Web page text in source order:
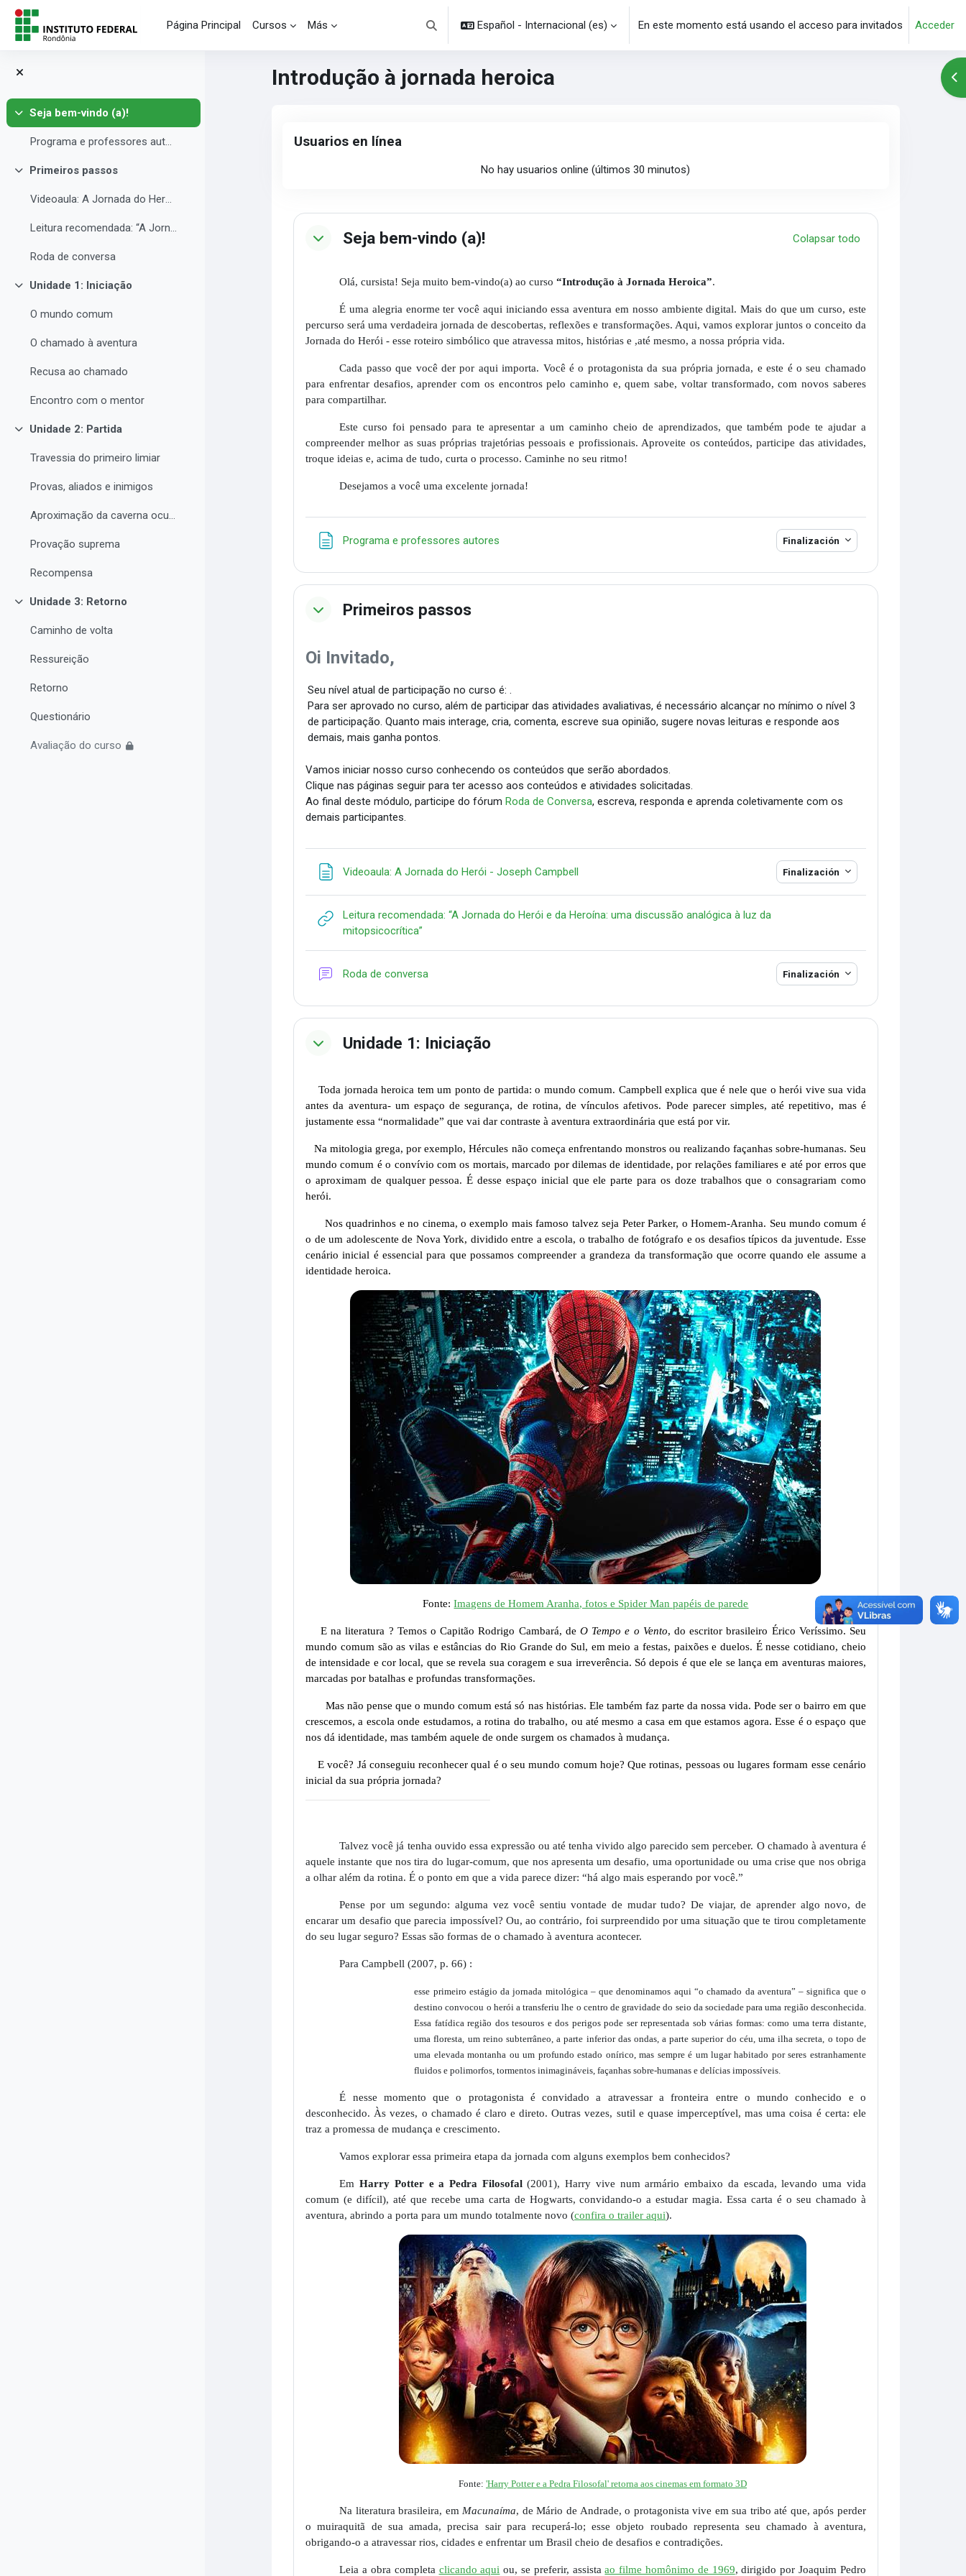
Salta al contenido principal
Página Principal
Cursos Más
Selector de búsqueda de entrada
Español - Internacional ‎(es)‎ En este momento está usando el acceso para invitados Acceder
Colapsar
Seja bem-vindo (a)!
Programa e professores autores
Colapsar
Primeiros passos
Videoaula: A Jornada do Herói - Joseph Campbell
Leitura recomendada: “A Jornada do Herói e da Heroína: uma discussão analógica à luz da mitopsicocrítica”
Roda de conversa
Colapsar
Unidade 1: Iniciação
O mundo comum
O chamado à aventura
Recusa ao chamado
Encontro com o mentor
Colapsar
Unidade 2: Partida
Travessia do primeiro limiar
Provas, aliados e inimigos
Aproximação da caverna oculta
Provação suprema
Recompensa
Colapsar
Unidade 3: Retorno
Caminho de volta
Ressureição
Retorno
Questionário
Avaliação do curso
Introdução à jornada heroica
Bloques
Usuarios en línea
No hay usuarios online (últimos 30 minutos)
Perfilado de sección
Seja bem-vindo (a)! Colapsar todo
Olá, cursista! Seja muito bem-vindo(a) ao curso“Introdução à Jornada Heroica”.
É uma alegria enorme ter você aqui iniciando essa aventura em nosso ambiente digital. Mais do que um curso, este
percurso será uma verdadeira jornada de descobertas, reflexões e transformações. Aqui, vamos explorar juntos o conceito da
Jornada do Herói - esse roteiro simbólico que atravessa mitos, histórias e ,até mesmo, a nossa própria vida.
Cada passo que você der por aqui importa. Você é o protagonista da sua própria jornada, e este é o seu chamado
para enfrentar desafios, aprender com os encontros pelo caminho e, quem sabe, voltar transformado, com novos saberes
para compartilhar.
Este curso foi pensado para te apresentar a um caminho cheio de aprendizados, que também pode te ajudar a
compreender melhor as suas próprias trajetórias pessoais e profissionais. Aproveite os conteúdos, participe das atividades,
troque ideias e, acima de tudo, curta o processo. Caminhe no seu ritmo!
Desejamos a você uma excelente jornada!
Programa e professores autores Finalización
Primeiros passos
Oi Invitado,
Seu nível atual de participação no curso é: .
Para ser aprovado no curso, além de participar das atividades avaliativas, é necessário alcançar no mínimo o nível 3
de participação. Quanto mais interage, cria, comenta, escreve sua opinião, sugere novas leituras e responde aos
demais, mais ganha pontos.
Vamos iniciar nosso curso conhecendo os conteúdos que serão abordados.
Clique nas páginas seguir para ter acesso aos conteúdos e atividades solicitadas.
Ao final deste módulo, participe do fórumRoda de Conversa, escreva, responda e aprenda coletivamente com os
demais participantes.
Videoaula: A Jornada do Herói - Joseph Campbell Finalización
Leitura recomendada: “A Jornada do Herói e da Heroína: uma discussão analógica à luz da
mitopsicocrítica”
Roda de conversa Finalización
Unidade 1: Iniciação
Toda jornada heroica tem um ponto de partida: o mundo comum. Campbell explica que é nele que o herói vive sua vida
antes da aventura- um espaço de segurança, de rotina, de vínculos afetivos. Pode parecer simples, até repetitivo, mas é
justamente essa “normalidade” que vai dar contraste à aventura extraordinária que está por vir.
Na mitologia grega, por exemplo, Hércules não começa enfrentando monstros ou realizando façanhas sobre-humanas. Seu
mundo comum é o convívio com os mortais, marcado por dilemas de identidade, por relações familiares e até por erros que
o aproximam de qualquer pessoa. É desse espaço inicial que ele parte para os doze trabalhos que o consagrariam como
herói.
Nos quadrinhos e no cinema, o exemplo mais famoso talvez seja Peter Parker, o Homem-Aranha. Seu mundo comum é
o de um adolescente de Nova York, dividido entre a escola, o trabalho de fotógrafo e os desafios típicos da juventude. Esse
cenário inicial é essencial para que possamos compreender a grandeza da transformação que ocorre quando ele assume a
identidade heroica.
Fonte:Imagens de Homem Aranha, fotos e Spider Man papéis de parede
E na literatura ? Temos o Capitão Rodrigo Cambará, de O Tempo e o Vento, do escritor brasileiro Érico Veríssimo. Seu
mundo comum são as vilas e estâncias do Rio Grande do Sul, em meio a festas, paixões e duelos. É nesse cotidiano, cheio
de intensidade e cor local, que se revela sua coragem e sua irreverência. Só depois é que ele se lança em aventuras maiores,
marcadas por batalhas e profundas transformações.
Mas não pense que o mundo comum está só nas histórias. Ele também faz parte da nossa vida. Pode ser o bairro em que
crescemos, a escola onde estudamos, a rotina do trabalho, ou até mesmo a casa em que estamos agora. Esse é o espaço que
nos dá identidade, mas também aquele de onde surgem os chamados à mudança.
E você? Já conseguiu reconhecer qual é o seu mundo comum hoje? Que rotinas, pessoas ou lugares formam esse cenário
inicial da sua própria jornada?
Talvez você já tenha ouvido essa expressão ou até tenha vivido algo parecido sem perceber. O chamado à aventura é
aquele instante que nos tira do lugar-comum, que nos apresenta um desafio, uma oportunidade ou uma crise que nos obriga
a olhar além da rotina. É o ponto em que a vida parece dizer: “há algo mais esperando por você.”
Pense por um segundo: alguma vez você sentiu vontade de mudar tudo? De viajar, de aprender algo novo, de
encarar um desafio que parecia impossível? Ou, ao contrário, foi surpreendido por uma situação que te tirou completamente
do seu lugar seguro? Essas são formas de o chamado à aventura acontecer.
Para Campbell (2007, p. 66) :
esse primeiro estágio da jornada mitológica – que denominamos aqui “o chamado da aventura” – significa que o
destino convocou o herói a transferiu lhe o centro de gravidade do seio da sociedade para uma região desconhecida.
Essa fatídica região dos tesouros e dos perigos pode ser representada sob várias formas: como uma terra distante,
uma floresta, um reino subterrâneo, a parte inferior das ondas, a parte superior do céu, uma ilha secreta, o topo de
uma elevada montanha ou um profundo estado onírico, mas sempre é um lugar habitado por seres estranhamente
fluidos e polimorfos, tormentos inimagináveis, façanhas sobre-humanas e delícias impossíveis.
É nesse momento que o protagonista é convidado a atravessar a fronteira entre o mundo conhecido e o
desconhecido. Às vezes, o chamado é claro e direto. Outras vezes, sutil e quase imperceptível, mas uma coisa é certa: ele
traz a promessa de mudança e crescimento.
Vamos explorar essa primeira etapa da jornada com alguns exemplos bem conhecidos?
EmHarry Potter e a Pedra Filosofal(2001), Harry vive num armário embaixo da escada, levando uma vida
comum (e difícil), até que recebe uma carta de Hogwarts, convidando-o a estudar magia. Essa carta é o seu chamado à
aventura, abrindo a porta para um mundo totalmente novo (confira o trailer aqui).
Fonte:'Harry Potter e a Pedra Filosofal' retorna aos cinemas em formato 3D
Na literatura brasileira, em Macunaíma, de Mário de Andrade, o protagonista vive em sua tribo até que, após perder
o muiraquitã de sua amada, precisa sair para recuperá-lo; esse objeto roubado representa seu chamado à aventura,
obrigando-o a atravessar rios, cidades e enfrentar um Brasil cheio de desafios e contradições.
Leia a obra completa clicando aqui ou, se preferir, assistaao filme homônimo de 1969, dirigido por Joaquim Pedro